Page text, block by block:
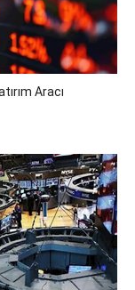
Aracı